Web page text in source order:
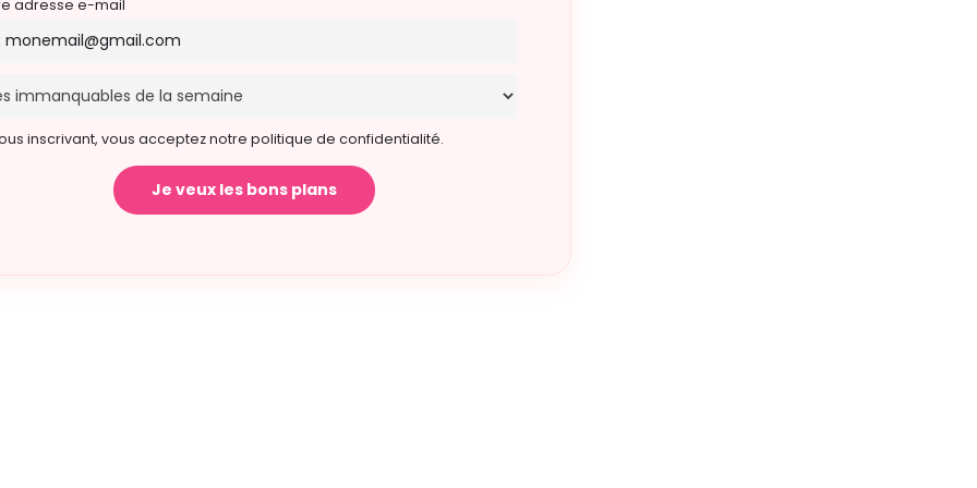
adresse e-mail
inscrivant, vous acceptez notre politique de confidentialité.